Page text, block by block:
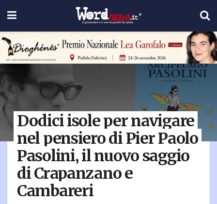
Dodici isole per navigare
nel pensiero di Pier Paolo
Pasolini, il nuovo saggio
di Crapanzano e
Cambareri